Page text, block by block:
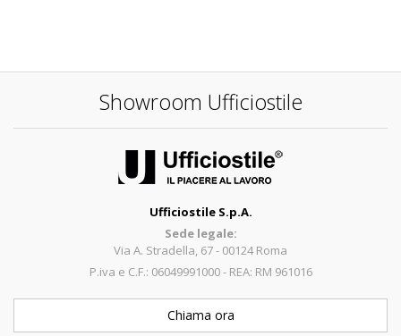
Showroom Ufficiostile
Ufficiostile S.p.A.
Sede legale:
Via A. Stradella, 67 - 00124 Roma
P.iva e C.F.: 06049991000 - REA: RM 961016
Chiama ora